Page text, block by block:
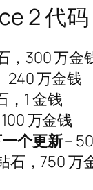
2 代码
，300 万金
240 万金钱
，1 金钱
万金钱
个更新–
石，750 万